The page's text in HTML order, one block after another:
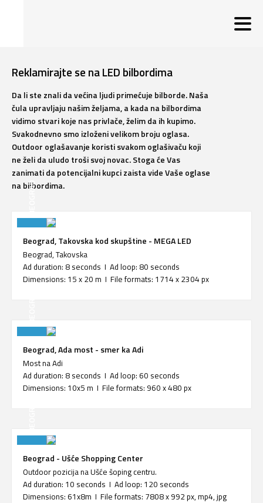
Reklamirajte se na LED bilbordima
Da li ste znali da većina ljudi primećuje bilborde. Naša
čula upravljaju našim željama, a kada na bilbordima
vidimo stvari koje nas privlače, želim da ih kupimo.
Svakodnevno smo izloženi velikom broju oglasa.
Outdoor oglašavanje koristi svakom oglašivaču koji
ne želi da uludo troši svoj novac. Stoga će Vas
zanimati da potencijalni kupci zaista vide Vaše oglase
na bilbordima.
BEOGRAD
Beograd, Takovska kod skupštine - MEGA LED
Beograd, Takovska
Ad duration: 8 seconds I Ad loop: 80 seconds
Dimensions: 15 x 20 m I File formats: 1714 x 2304 px
Beograd, Ada most - smer ka Adi
Most na Adi
Ad duration: 8 seconds I Ad loop: 60 seconds
Dimensions: 10x5 m I File formats: 960 x 480 px
Beograd - Ušće Shopping Center
Outdoor pozicija na Ušće šoping centru.
Ad duration: 10 seconds I Ad loop: 120 seconds
Dimensions: 61x8m I File formats: 7808 x 992 px, mp4, jpg